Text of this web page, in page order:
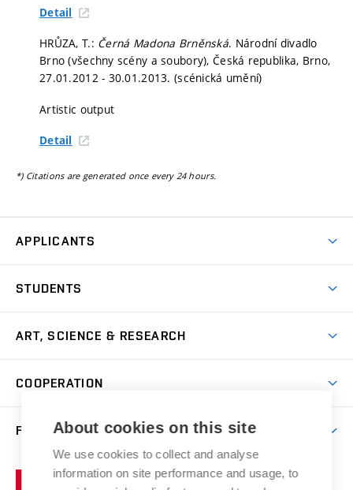
Detail
HRŮZA, T.: Černá Madona Brněnská. Národní divadlo
Brno (všechny scény a soubory), Česká republika, Brno,
27.01.2012 - 30.01.2013. (scénická umění)
Artistic output
Detail
*) Citations are generated once every 24 hours.
APPLICANTS
Master’s Studies in English
Postdoctoral Programme
Incoming Staff
STUDENTS
Academic Year
Courses
Scholarships
Competitions and Support Programmes
ART, SCIENCE & RESEARCH
Gallery
Research Catalogue
Portal
COOPERATION
Welcome Service
FACULTY
Brno
About cookies on this site
We use cookies to collect and analyse
information on site performance and usage, to